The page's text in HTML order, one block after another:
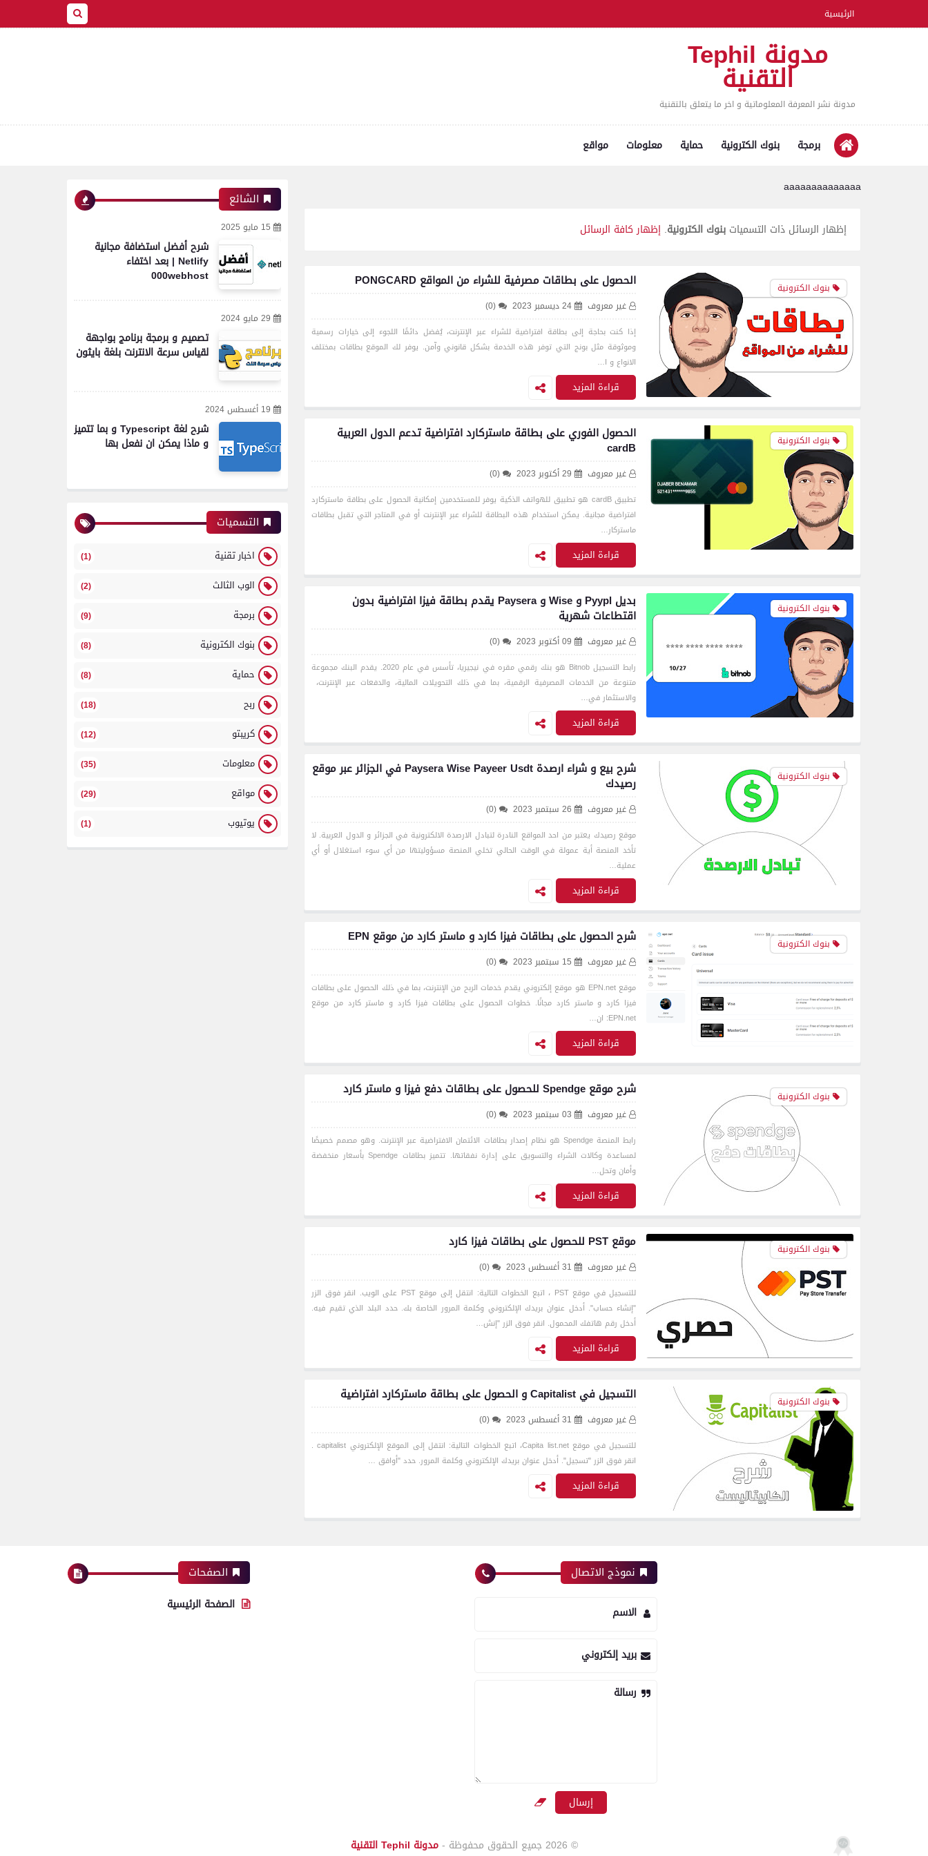
الرئيسية
مدونة Tephil
التقنية
مدونة نشر المعرفة المعلوماتية و اخر ما يتعلق بالتقنية
برمجة بنوك الكترونية حماية معلومات مواقع
aaaaaaaaaaaaaa
‏إظهار الرسائل ذات التسميات بنوك الكترونية. إظهار كافة الرسائل
بنوك الكترونية الحصول على بطاقات مصرفية للشراء من المواقع PONGCARD
غير معروف 24 ديسمبر 2023 (0)
إذا كنت بحاجة إلى بطاقة افتراضية للشراء عبر الإنترنت، يُفضل دائمًا اللجوء إلى خيارات رسمية
وموثوقة مثل بونج التي توفر هذه الخدمة بشكل قانوني وآمن. يوفر لك الموقع بطاقات بمختلف
الانواع و ا…
قراءة المزيد
بنوك الكترونية الحصول الفوري على بطاقة ماستركارد افتراضية تدعم الدول العربية
cardB
غير معروف 29 أكتوبر 2023 (0)
تطبيق cardB هو تطبيق للهواتف الذكية يوفر للمستخدمين إمكانية الحصول على بطاقة ماستركارد
افتراضية مجانية. يمكن استخدام هذه البطاقة للشراء عبر الإنترنت أو في المتاجر التي تقبل بطاقات
ماستركار…
قراءة المزيد
بنوك الكترونية بديل Pyypl و Wise و Paysera يقدم بطاقة فيزا افتراضية بدون
اقتطاعات شهرية
غير معروف 09 أكتوبر 2023 (0)
رابط التسجيل Bitnob هو بنك رقمي مقره في نيجيريا، تأسس في عام 2020. يقدم البنك مجموعة
متنوعة من الخدمات المصرفية الرقمية، بما في ذلك التحويلات المالية، والدفعات عبر الإنترنت،
والاستثمار في…
قراءة المزيد
بنوك الكترونية شرح بيع و شراء ارصدة Paysera Wise Payeer Usdt في الجزائر عبر موقع
رصيدك
غير معروف 26 سبتمبر 2023 (0)
موقع رصيدك يعتبر من احد المواقع النادرة لتبادل الارصدة الالكترونية في الجزائر و الدول العربية. لا
تأخد المنصة أية عمولة في الوقت الحالي تخلي المنصة مسؤوليتها من أي سوء استغلال أو أي
عملية…
قراءة المزيد
بنوك الكترونية شرح الحصول على بطاقات فيزا كارد و ماستر كارد من موقع EPN
غير معروف 15 سبتمبر 2023 (0)
موقع EPN.net هو موقع إلكتروني يقدم خدمات الربح من الإنترنت، بما في ذلك الحصول على بطاقات
فيزا كارد و ماستر كارد مجانًا. خطوات الحصول على بطاقات فيزا كارد و ماستر كارد من موقع
EPN.net: ان…
قراءة المزيد
بنوك الكترونية شرح موقع Spendge للحصول على بطاقات دفع فيزا و ماستر كارد
غير معروف 03 سبتمبر 2023 (0)
رابط المنصة Spendge هو نظام إصدار بطاقات الائتمان الافتراضية عبر الإنترنت. وهو مصمم خصيصًا
لمساعدة وكالات الشراء والتسويق على إدارة نفقاتها. تتميز بطاقات Spendge بأسعار منخفضة
وأمان وتحل…
قراءة المزيد
بنوك الكترونية موقع PST للحصول على بطاقات فيزا كارد
غير معروف 31 أغسطس 2023 (0)
للتسجيل في موقع PST ، اتبع الخطوات التالية: انتقل إلى موقع PST على الويب. انقر فوق الزر
"إنشاء حساب". أدخل عنوان بريدك الإلكتروني وكلمة المرور الخاصة بك. حدد البلد الذي تقيم فيه.
أدخل رقم هاتفك المحمول. انقر فوق الزر "إنش…
قراءة المزيد
بنوك الكترونية التسجيل في Capitalist و الحصول على بطاقة ماستركارد افتراضية
غير معروف 31 أغسطس 2023 (0)
للتسجيل في موقع Capita list.net، اتبع الخطوات التالية: انتقل إلى الموقع الإلكتروني capitalist .
انقر فوق الزر "تسجيل". أدخل عنوان بريدك الإلكتروني وكلمة المرور. حدد "أوافق …
قراءة المزيد
الشائع
15 مايو 2025
شرح أفضل استضافة مجانية
Netlify | بعد اختفاء
000webhost
29 مايو 2024
تصميم و برمجة برنامج بواجهة
لقياس سرعة الانترنت بلغة بايثون
19 أغسطس 2024
شرح لغة Typescript و بما تتميز
و ماذا يمكن ان نفعل بها
التسميات
اخبار تقنية (1)
الوب الثالث (2)
برمجة (9)
بنوك الكترونية (8)
حماية (8)
ربح (18)
كريبتو (12)
معلومات (35)
مواقع (29)
يوتيوب (1)
نموذج الاتصال
الاسم
بريد إلكتروني
رسالة
الصفحات
الصفحة الرئيسية
© 2026 جميع الحقوق محفوظة -مدونة Tephil التقنية